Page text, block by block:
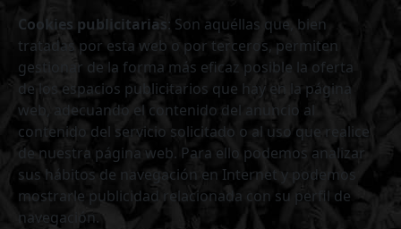
Cookies publicitarias: Son aquéllas que, bien
tratadas por esta web o por terceros, permiten
gestionar de la forma más eficaz posible la oferta
de los espacios publicitarios que hay en la página
web, adecuando el contenido del anuncio al
contenido del servicio solicitado o al uso que realice
de nuestra página web. Para ello podemos analizar
sus hábitos de navegación en Internet y podemos
mostrarle publicidad relacionada con su perfil de
navegación.